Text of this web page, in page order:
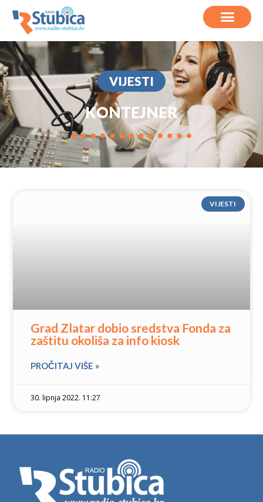
VIJESTI
KONTEJNER
VIJESTI
Grad Zlatar dobio sredstva Fonda za
zaštitu okoliša za info kiosk
PROČITAJ VIŠE »
30. lipnja 2022. 11:27